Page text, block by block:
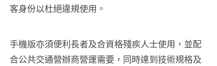
客身份以杜絕違規使用。
手機版亦須便利長者及合資格殘疾人士使用，並配
合公共交通營辦商營運需要，同時達到技術規格及